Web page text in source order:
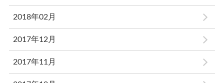
2018年02月
2017年12月
2017年11月